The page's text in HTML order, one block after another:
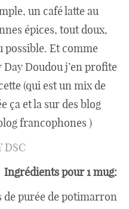
un café latte au
épices, tout doux,
Et comme
Day Doudou j’en profite
(qui est un mix de
ça et la sur des blog
francophones )
Ingrédients pour 1 mug:
de purée de potimarron